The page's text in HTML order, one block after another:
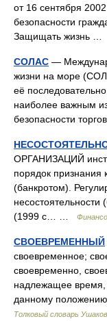
от 16 сентября
безопасности
Защищать жизнь …
СОЛАС —
жизни на море
её
наиболее важным
безопасности
ОРГАНИЗАЦИЙ
порядок признания
(банкротом).
несостоятельности
(1999 с… …
СВОЕВРЕМЕННЫЙ
своевременное;
своевременно,
надлежащее время,
данному
Толковый словарь